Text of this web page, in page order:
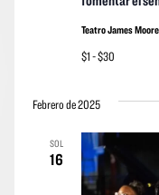
Teatro James Moore
$1 - $30
Febrero de 2025
SOL
16